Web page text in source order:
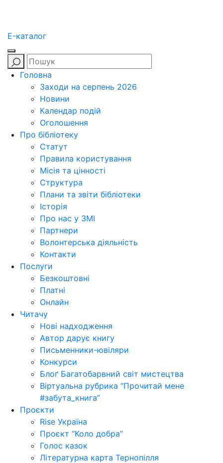
E-каталог
Головна
Заходи на серпень 2026
Новини
Календар подій
Оголошення
Про бібліотеку
Статут
Правила користування
Місія та цінності
Структура
Плани та звіти бібліотеки
Історія
Про нас у ЗМІ
Партнери
Волонтерська діяльність
Контакти
Послуги
Безкоштовні
Платні
Онлайн
Читачу
Нові надходження
Автор дарує книгу
Письменники-ювіляри
Конкурси
Блоґ Багатобарвний світ мистецтва
Віртуальна рубрика “Прочитай мене
#забута_книга”
Проєкти
Rise Україна
Проєкт “Коло добра”
Голос казок
Літературна карта Тернопілля